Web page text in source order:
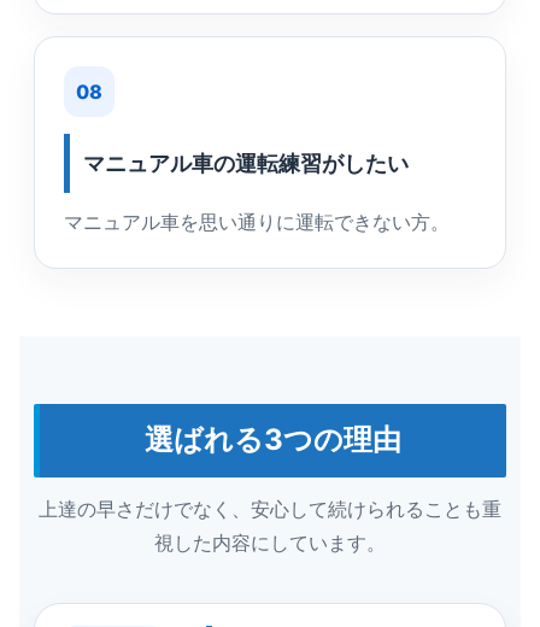
08
マニュアル車の運転練習がしたい
マニュアル車を思い通りに運転できない方。
選ばれる3つの理由
上達の早さだけでなく、安心して続けられることも重
視した内容にしています。